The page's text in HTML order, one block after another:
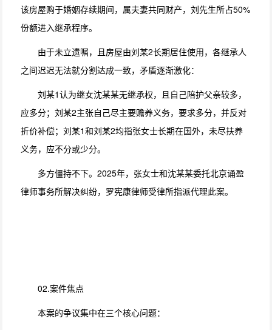
该房屋购于婚姻存续期间，属夫妻共同财产，刘先生所占50%
份额进入继承程序。
由于未立遗嘱，且房屋由刘某2长期居住使用，各继承人
之间迟迟无法就分割达成一致，矛盾逐渐激化：
刘某1认为继女沈某某无继承权，且自己陪护父亲较多，
应多分；刘某2主张自己尽主要赡养义务，要求多分，并反对
折价补偿；刘某1和刘某2均指张女士长期在国外，未尽扶养
义务，应不分或少分。
多方僵持不下。2025年，张女士和沈某某委托北京诵盈
律师事务所解决纠纷，罗宪康律师受律所指派代理此案。
02.案件焦点
本案的争议集中在三个核心问题：